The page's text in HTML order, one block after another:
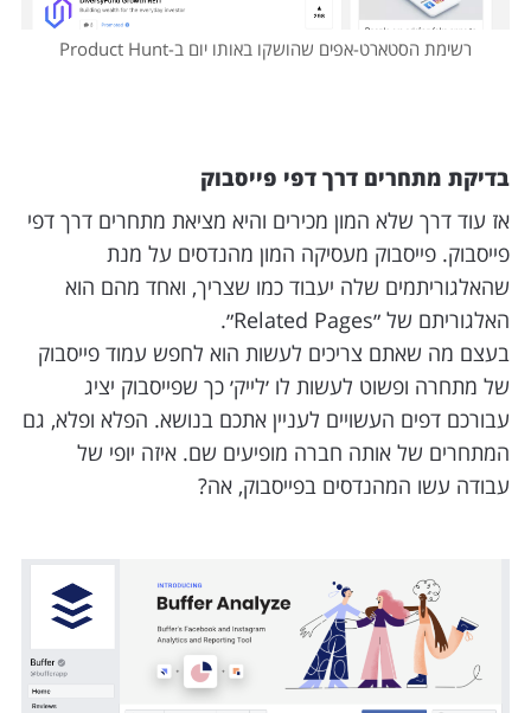
רשימת הסטארט-אפים שהושקו באותו יום ב-Product Hunt
בדיקת מתחרים דרך דפי פייסבוק
אז עוד דרך שלא המון מכירים והיא מציאת מתחרים דרך דפי
פייסבוק. פייסבוק מעסיקה המון מהנדסים על מנת
שהאלגוריתמים שלה יעבוד כמו שצריך, ואחד מהם הוא
האלגוריתם של ״Related Pages״.
בעצם מה שאתם צריכים לעשות הוא לחפש עמוד פייסבוק
של מתחרה ופשוט לעשות לו ׳לייק׳ כך שפייסבוק יציג
עבורכם דפים העשויים לעניין אתכם בנושא. הפלא ופלא, גם
המתחרים של אותה חברה מופיעים שם. איזה יופי של
עבודה עשו המהנדסים בפייסבוק, אה?